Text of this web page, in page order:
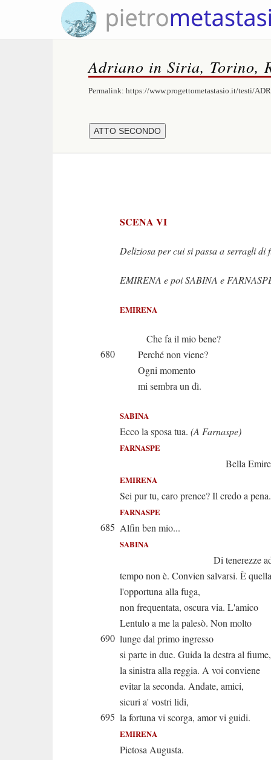
Adriano in Siria, Torino,
Permalink: https://www.progettometastasio.it/testi/
SCENA VI
Deliziosa per cui si passa a serragli di
EMIRENA e poi SABINA e
EMIRENA
Che fa il mio bene?
680
Perché non viene?
Ogni momento
mi sembra un dì.
SABINA
Ecco la sposa tua. (A Farnaspe)
FARNASPE
Bella
EMIRENA
Sei pur tu, caro prence? Il credo a pena.
FARNASPE
685 Alfin ben mio...
SABINA
Di tenerezze
tempo non è. Convien salvarsi. È quella
l'opportuna alla fuga,
non frequentata, oscura via. L'amico
Lentulo a me la palesò. Non molto
690 lunge dal primo ingresso
si parte in due. Guida la destra al fiume,
la sinistra alla reggia. A voi conviene
evitar la seconda. Andate, amici,
sicuri a' vostri lidi,
695 la fortuna vi scorga, amor vi guidi.
EMIRENA
Pietosa Augusta.